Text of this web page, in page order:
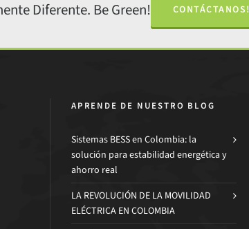
Diferente. Be Green! CONTÁCTANOS!
APRENDE DE NUESTRO BLOG
Sistemas BESS en Colombia: la
solución para estabilidad energética y
ahorro real
LA REVOLUCIÓN DE LA MOVILIDAD
ELÉCTRICA EN COLOMBIA